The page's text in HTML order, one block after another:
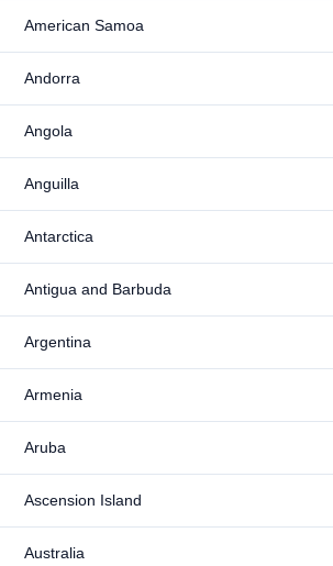
American Samoa
Andorra
Angola
Anguilla
Antarctica
Antigua and Barbuda
Argentina
Armenia
Aruba
Ascension Island
Australia